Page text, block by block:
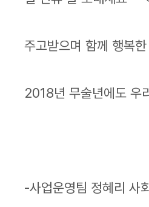
주고받으며 함께 행복
2018년 무술년에도 우
-사업운영팀 정혜리